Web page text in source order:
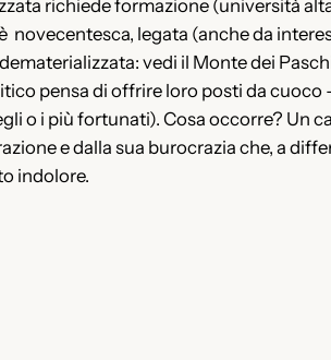
richiede formazione (università
legata (anche da
vedi il Monte dei
pensa di offrire loro posti da cuoco
o i più fortunati). Cosa occorre? Un
e dalla sua burocrazia che, a
indolore.